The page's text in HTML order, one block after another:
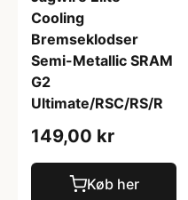
Cooling
Bremseklodser
Semi-Metallic SRAM
G2
Ultimate/RSC/RS/R
149,00 kr
Køb her